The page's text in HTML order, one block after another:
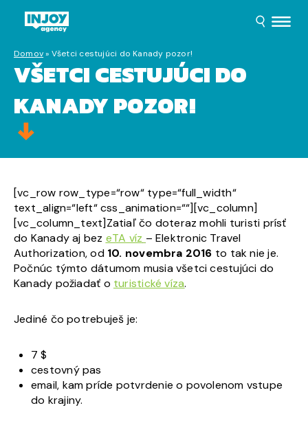
Domov» Všetci cestujúci do Kanady pozor!
VŠETCI CESTUJÚCI DO
KANADY POZOR!
[vc_row row_type=“row“ type=“full_width“
text_align=“left“ css_animation=““][vc_column]
[vc_column_text]Zatiaľ čo doteraz mohli turisti prísť
do Kanady aj bez eTA víz – Elektronic Travel
Authorization, od 10. novembra 2016 to tak nie je.
Počnúc týmto dátumom musia všetci cestujúci do
Kanady požiadať o turistické víza.
Jediné čo potrebuješ je:
7 $
cestovný pas
email, kam príde potvrdenie o povolenom vstupe
do krajiny.